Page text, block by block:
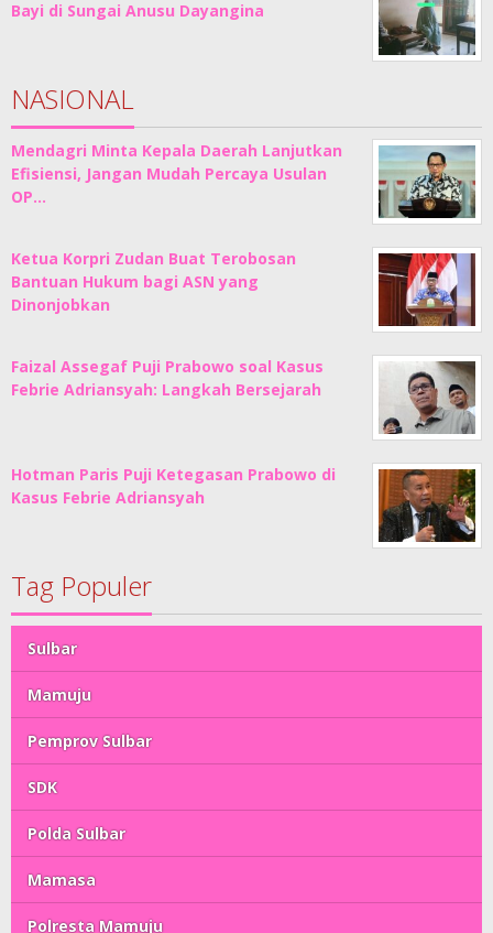
Bayi di Sungai Anusu Dayangina
NASIONAL
Mendagri Minta Kepala Daerah Lanjutkan
Efisiensi, Jangan Mudah Percaya Usulan
OP…
Ketua Korpri Zudan Buat Terobosan
Bantuan Hukum bagi ASN yang
Dinonjobkan
Faizal Assegaf Puji Prabowo soal Kasus
Febrie Adriansyah: Langkah Bersejarah
Hotman Paris Puji Ketegasan Prabowo di
Kasus Febrie Adriansyah
Tag Populer
Sulbar
Mamuju
Pemprov Sulbar
SDK
Polda Sulbar
Mamasa
Polresta Mamuju